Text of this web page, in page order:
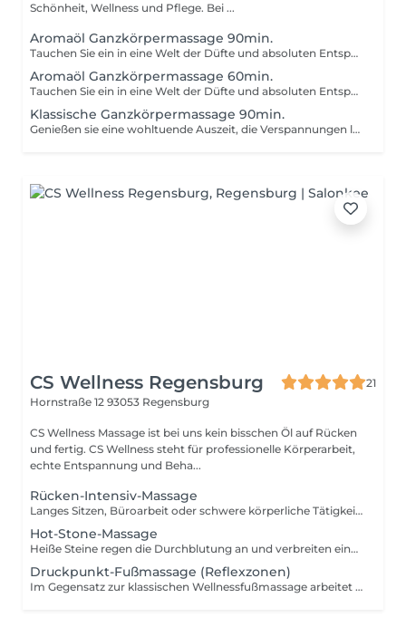
Schönheit, Wellness und Pflege. Bei ...
Aromaöl Ganzkörpermassage 90min.
Tauchen Sie ein in eine Welt der Düfte und absoluten Entspannung. Die Aromaölmassage ist eine sanfte Ganzkörpermassage die Körper, Geist und Seele in Einklang bringt. Bei dieser Behandlung werden hochwertige, individuell auf Ihre Bedürfnisse abgestimmte ätherische Öle sanft in die Haut einmassiert. Auf Ihren Wunsch kann sie auch mit Griffen aus der klassischen Massage kombiniert werden. Massage Kontraindikation: akute Thrombose arterielle Durchblutungsstörung, periphere arterielle Verschlusskrankheit Dekompensierte Herzinsuffizienz Herzinfarkt Lymphangitis - Blutvergiftung Thrombophlebitis ( entzündete Krampfader ) Verbrennung Infektion, offene Wunden, Tumore Warzen, Ekzeme, Pilze, Furunkel Band/ Sehnenruptur Muskelfaserriss Nach chirurgischen Eingriffen Akute virale und bakterielle Infekte, Fieber Tumore/ Krebs Bandscheibenvorfall Kaudassyndrom Schwangerschaft
Aromaöl Ganzkörpermassage 60min.
Tauchen Sie ein in eine Welt der Düfte und absoluten Entspannung. Die Aromaölmassage ist eine sanfte Ganzkörpermassage die Körper, Geist und Seele in Einklang bringt. Bei dieser Behandlung werden hochwertige, individuell auf Ihre Bedürfnisse abgestimmte ätherische Öle sanft in die Haut einmassiert. Auf Ihren Wunsch kann sie auch mit Griffen aus der klassischen Massage kombiniert werden. Massage Kontraindikation: akute Thrombose arterielle Durchblutungsstörung, periphere arterielle Verschlusskrankheit Dekompensierte Herzinsuffizienz Herzinfarkt Lymphangitis - Blutvergiftung Thrombophlebitis ( entzündete Krampfader ) Verbrennung Infektion, offene Wunden, Tumore Warzen, Ekzeme, Pilze, Furunkel Band/ Sehnenruptur Muskelfaserriss Nach chirurgischen Eingriffen Akute virale und bakterielle Infekte, Fieber Tumore/ Krebs Bandscheibenvorfall Kaudassyndrom Schwangerschaft
Klassische Ganzkörpermassage 90min.
Genießen sie eine wohltuende Auszeit, die Verspannungen löst und ihr Wohlbefinden steigert. Die Klassische Massage ist eine Kombination aus sanften Streichungen und gezielten Grifftechniken, um die Muskulatur aufzulockern und die Durchblutung anzuregen. Kontraindikation: - akute Thrombose - arterielle Durchblutungsstörung, periphere arterielle Verschlusskrankheit - Dekompensierte Herzinsufizenz - Herzinfarkt - Lymphangitis - Blutvergiftung - Thrombophlebitis (entzündete Krampfader) - Verbrennung - Infektion, offene Wunden, Tumore - Warzen, Ekzeme, Pilze, Furunkel - Band/ Sehnenruptur - Muskelfaserriss - Nach chirurgischen Eingriffen - Akute virale und bakterielle Infekte, Fieber - Tumore/ Krebs - Bandscheibenvorfall - Kaudassyndrom - Schwangerschaft
CS Wellness Regensburg
21
Hornstraße 12 93053 Regensburg
CS Wellness Massage ist bei uns kein bisschen Öl auf Rücken
und fertig. CS Wellness steht für professionelle Körperarbeit,
echte Entspannung und Beha...
Rücken-Intensiv-Massage
Langes Sitzen, Büroarbeit oder schwere körperliche Tätigkeiten: Mit therapeutischen Fachkenntnissen werden im Rahmen dieser wohltuenden Massage Verspannungen gelöst, Muskelverhärtungen gelockert und Ihr persönliches Wohlbefinden gesteigert. So meistern Sie Ihren Alltag entspannt und mit Leichtigkeit! Besonders bei Nacken- und Schulterverspannungen!
Hot-Stone-Massage
Heiße Steine regen die Durchblutung an und verbreiten eine wohlige Wärme im gesamten Körper Wir legen nicht nur die Steine auf, wir arbeiten die Wärme direkt in die Muskulatur
Druckpunkt-Fußmassage (Reflexzonen)
Im Gegensatz zur klassischen Wellnessfußmassage arbeitet die Druckpunktmassage mit einer speziellen Druckpunkttechnik, die auf organbezogene Reflexzonen wirkt. Jede Reflexzonen spiegelt dabei ein körpereigenes Organ wieder, auf das positiv eingewirkt werden kann.